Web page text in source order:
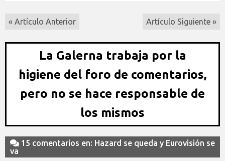
« Artículo Anterior Artículo Siguiente »
La Galerna trabaja por la
higiene del foro de comentarios,
pero no se hace responsable de
los mismos
15 comentarios en: Hazard se queda y Eurovisión se
va